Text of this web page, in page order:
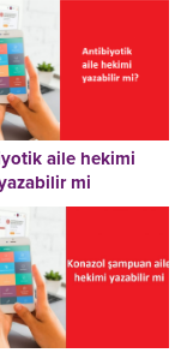
aile hekimi
mi